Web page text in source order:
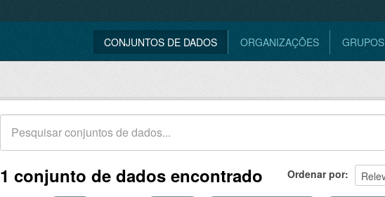
CONJUNTOS DE DADOS ORGANIZAÇÕES GRUPOS
Ordenar por
1 conjunto de dados encontrado